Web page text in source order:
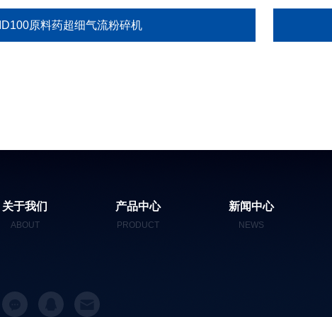
原料药超细气流粉碎机
关于我们
ABOUT
产品中心
PRODUCT
新闻中心
NEWS